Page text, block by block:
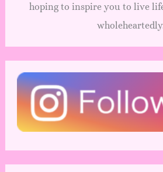
hoping to inspire you to live